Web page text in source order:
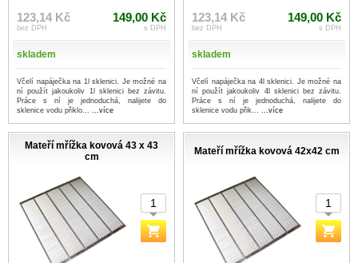
123,14 Kč
bez DPH
149,00 Kč
s DPH
skladem
Včelí napáječka na 1l sklenici. Je možné na
ní použít jakoukoliv 1l sklenici bez závitu.
Práce s ní je jednoduchá, nalijete do
sklenice vodu přiklo... ...více
123,14 Kč
bez DPH
149,00 Kč
s DPH
skladem
Včelí napáječka na 4l sklenici. Je možné na
ní použít jakoukoliv 4l sklenici bez závitu.
Práce s ní je jednoduchá, nalijete do
sklenice vodu přik... ...více
Mateří mřížka kovová 43 x 43
cm
Mateří mřížka kovová 42x42 cm